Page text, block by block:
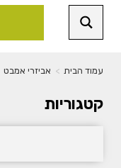
עמוד הבית > אביזרי אמבט
קטגוריות